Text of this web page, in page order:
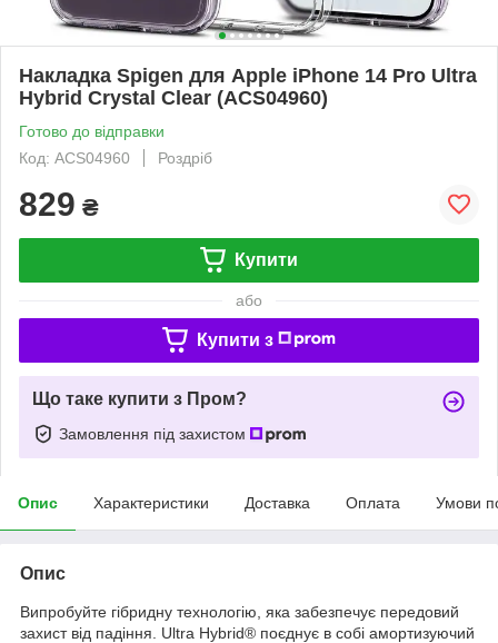
Накладка Spigen для Apple iPhone 14 Pro Ultra
Hybrid Crystal Clear (ACS04960)
Готово до відправки
Код: ACS04960
Роздріб
829 ₴
Купити
або
Купити з
Що таке купити з Пром?
Замовлення під захистом
Опис Характеристики Доставка Оплата Умови
Опис
Випробуйте гібридну технологію, яка забезпечує передовий
захист від падіння. Ultra Hybrid® поєднує в собі амортизуючий